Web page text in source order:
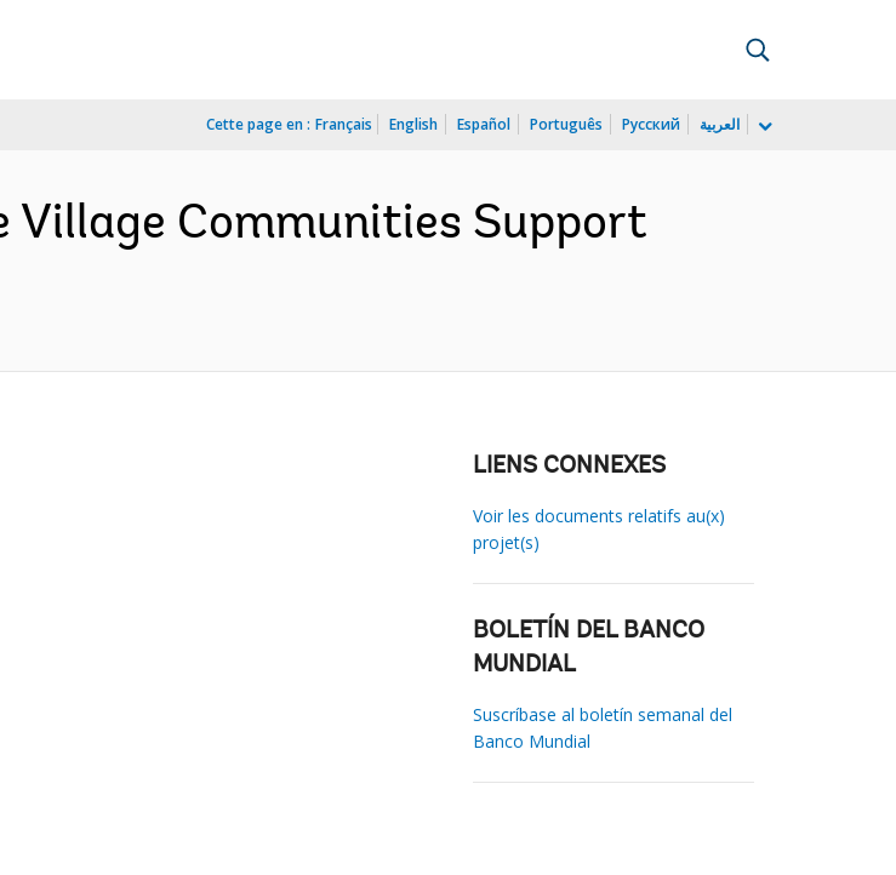
Cette page en : Français English Español Português Русский العربية
Village Communities Support
LIENS CONNEXES
Voir les documents relatifs au(x)
projet(s)
BOLETÍN DEL BANCO
MUNDIAL
Suscríbase al boletín semanal del
Banco Mundial